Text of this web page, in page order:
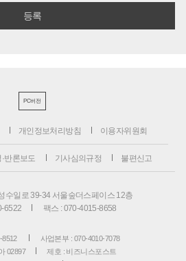
PC버전
개인정보처리방침 이용자위원회
·반론보도 기사심의규정 불편신고
수일로 39-34 서울숲더스페이스 12층
6522
팩스 : 070-4015-8658
8512
사업본부 : 070-4010-7078
02897
제호 : 비즈니스포스트